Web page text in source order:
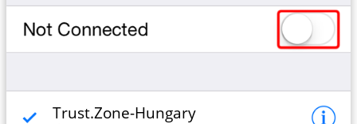
Trust.Zone-Hungary